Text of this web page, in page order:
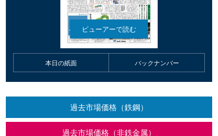
本日の紙面 バックナンバー
過去市場価格（鉄鋼）
過去市場価格（非鉄金属）